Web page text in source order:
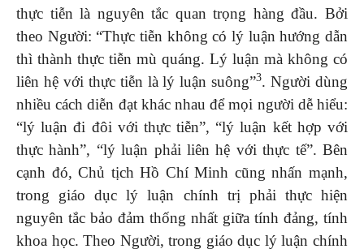
thực tiễn là nguyên tắc quan trọng hàng đầu. Bởi
theo Người: “Thực tiễn không có lý luận hướng dẫn
thì thành thực tiễn mù quáng. Lý luận mà không có
liên hệ với thực tiễn là lý luận suông”3. Người dùng
nhiều cách diễn đạt khác nhau để mọi người dễ hiểu:
“lý luận đi đôi với thực tiễn”, “lý luận kết hợp với
thực hành”, “lý luận phải liên hệ với thực tế”. Bên
cạnh đó, Chủ tịch Hồ Chí Minh cũng nhấn mạnh,
trong giáo dục lý luận chính trị phải thực hiện
nguyên tắc bảo đảm thống nhất giữa tính đảng, tính
khoa học. Theo Người, trong giáo dục lý luận chính